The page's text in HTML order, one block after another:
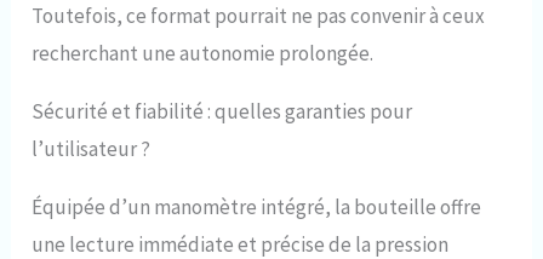
Toutefois, ce format pourrait ne pas convenir à ceux
recherchant une autonomie prolongée.
Sécurité et fiabilité : quelles garanties pour
l’utilisateur ?
Équipée d’un manomètre intégré, la bouteille offre
une lecture immédiate et précise de la pression